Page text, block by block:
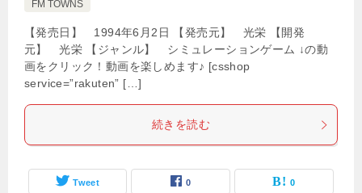
FM TOWNS
【発売日】 1994年6月2日 【発売元】 光栄 【開発
元】 光栄 【ジャンル】 シミュレーションゲーム ↓の動
画をクリック！動画を楽しめます♪ [csshop
service=”rakuten” […]
続きを読む
Tweet 0 0